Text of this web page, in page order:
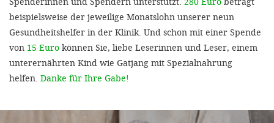
beispielsweise der jeweilige Monatslohn unserer neun
Gesundheitshelfer in der Klinik. Und schon mit einer Spende
von 15 Euro können Sie, liebe Leserinnen und Leser, einem
unterernährten Kind wie Gatjang mit Spezialnahrung
helfen. Danke für Ihre Gabe!